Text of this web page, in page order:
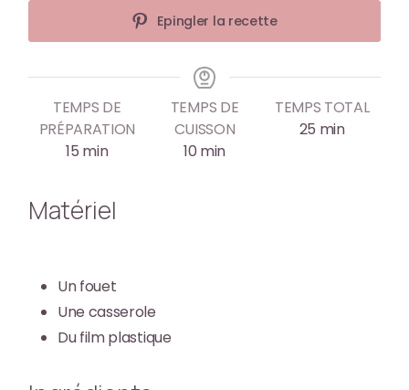
Epingler la recette
TEMPS DE
PRÉPARATION
15 min
TEMPS DE
CUISSON
10 min
TEMPS TOTAL
25 min
Matériel
Un fouet
Une casserole
Du film plastique